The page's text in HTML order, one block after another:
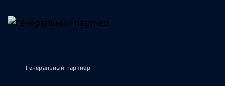
Генеральный партнёр